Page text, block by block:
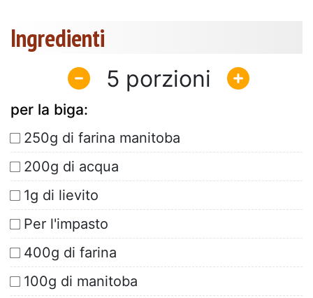
Ingredienti
5
per la biga:
250g di farina manitoba
200g di acqua
1g di lievito
Per l'impasto
400g di farina
100g di manitoba